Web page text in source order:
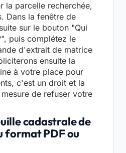
la parcelle recherchée,
Dans la fenêtre de
sur le bouton "Qui
puis complétez le
d'extrait de matrice
ensuite la
à votre place pour
c'est un droit et la
de refuser votre
cadastrale de
format PDF ou